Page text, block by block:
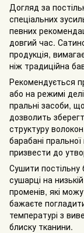
Догляд за
спеціальних
певних
довгий час.
продукція,
ніж традиційна
Рекомендується
або на режимі
пральні засоби,
дозволить
структуру
барабані
призвести до
Сушити постільну
сушарці на
променів, які
бажаєте
температурі з
блиску тканини.